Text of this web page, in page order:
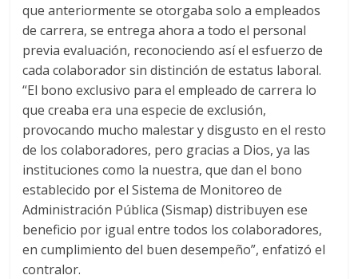
que anteriormente se otorgaba solo a empleados
de carrera, se entrega ahora a todo el personal
previa evaluación, reconociendo así el esfuerzo de
cada colaborador sin distinción de estatus laboral.
“El bono exclusivo para el empleado de carrera lo
que creaba era una especie de exclusión,
provocando mucho malestar y disgusto en el resto
de los colaboradores, pero gracias a Dios, ya las
instituciones como la nuestra, que dan el bono
establecido por el Sistema de Monitoreo de
Administración Pública (Sismap) distribuyen ese
beneficio por igual entre todos los colaboradores,
en cumplimiento del buen desempeño”, enfatizó el
contralor.